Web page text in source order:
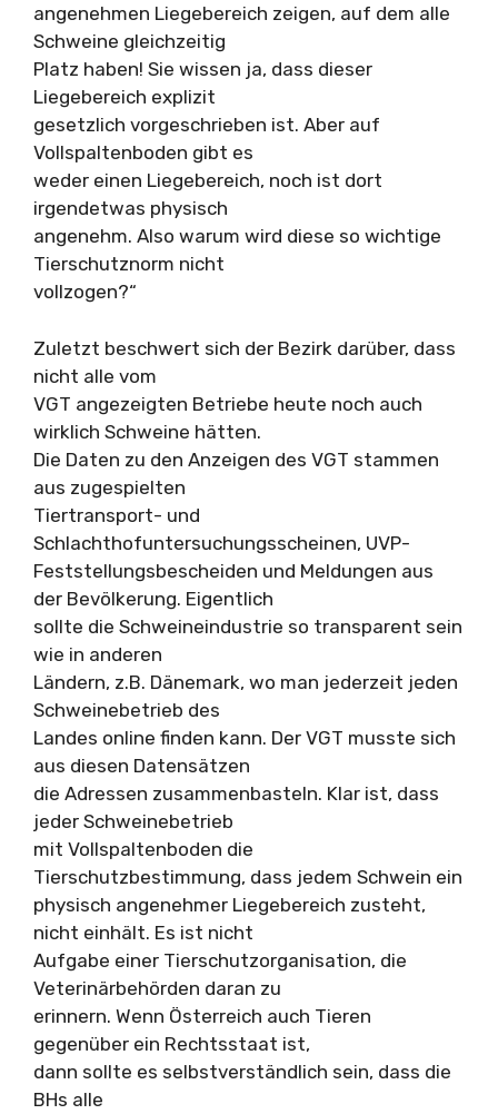
angenehmen Liegebereich zeigen, auf dem alle
Schweine gleichzeitig
Platz haben! Sie wissen ja, dass dieser
Liegebereich explizit
gesetzlich vorgeschrieben ist. Aber auf
Vollspaltenboden gibt es
weder einen Liegebereich, noch ist dort
irgendetwas physisch
angenehm. Also warum wird diese so wichtige
Tierschutznorm nicht
vollzogen?“
Zuletzt beschwert sich der Bezirk darüber, dass
nicht alle vom
VGT angezeigten Betriebe heute noch auch
wirklich Schweine hätten.
Die Daten zu den Anzeigen des VGT stammen
aus zugespielten
Tiertransport- und
Schlachthofuntersuchungsscheinen, UVP-
Feststellungsbescheiden und Meldungen aus
der Bevölkerung. Eigentlich
sollte die Schweineindustrie so transparent sein
wie in anderen
Ländern, z.B. Dänemark, wo man jederzeit jeden
Schweinebetrieb des
Landes online finden kann. Der VGT musste sich
aus diesen Datensätzen
die Adressen zusammenbasteln. Klar ist, dass
jeder Schweinebetrieb
mit Vollspaltenboden die
Tierschutzbestimmung, dass jedem Schwein ein
physisch angenehmer Liegebereich zusteht,
nicht einhält. Es ist nicht
Aufgabe einer Tierschutzorganisation, die
Veterinärbehörden daran zu
erinnern. Wenn Österreich auch Tieren
gegenüber ein Rechtsstaat ist,
dann sollte es selbstverständlich sein, dass die
BHs alle